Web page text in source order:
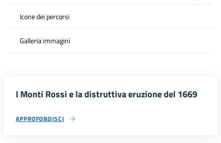
Icone dei percorsi
Galleria immagini
I Monti Rossi e la distruttiva eruzione del 1669
APPROFONDISCI